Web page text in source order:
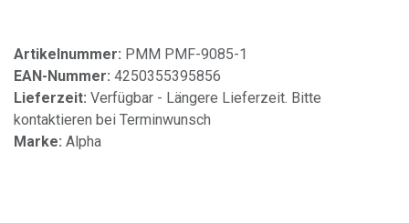
Artikelnummer: PMM PMF-9085-1
EAN-Nummer: 4250355395856
Lieferzeit: Verfügbar - Längere Lieferzeit. Bitte
kontaktieren bei Terminwunsch
Marke: Alpha